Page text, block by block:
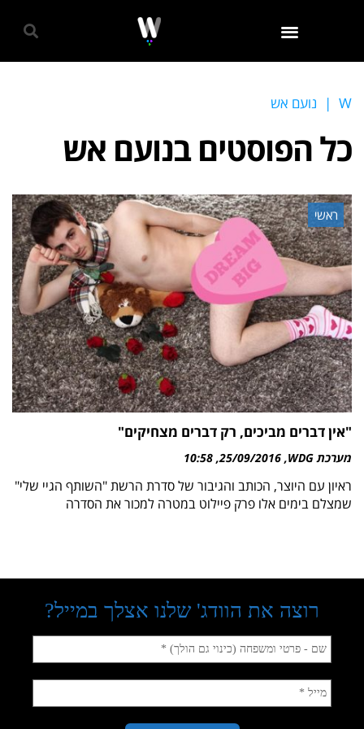
W
| נועם אש
כל הפוסטים בנועם אש
ראשי
"אין דברים מביכים, רק דברים מצחיקים"
מערכת WDG 25/09/2016
10:58
ראיון עם היוצר, הכותב והגיבור של סדרת הרשת "השותף הגיי שלי"
שמצלם בימים אלו פרק פיילוט במטרה למכור את הסדרה